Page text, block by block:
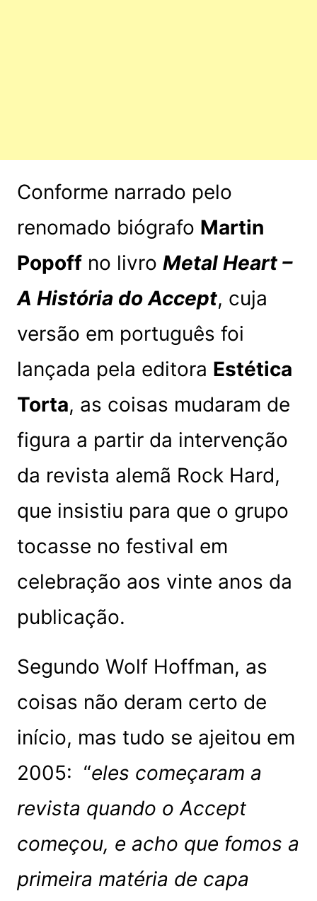
Conforme narrado pelo
renomado biógrafo Martin
Popoffno livro Metal Heart –
A História do Accept, cuja
versão em português foi
lançada pela editora Estética
Torta, as coisas mudaram de
figura a partir da intervenção
da revista alemã Rock Hard,
que insistiu para que o grupo
tocasse no festival em
celebração aos vinte anos da
publicação.
Segundo Wolf Hoffman, as
coisas não deram certo de
início, mas tudo se ajeitou em
2005: “eles começaram a
revista quando o Accept
começou, e acho que fomos a
primeira matéria de capa